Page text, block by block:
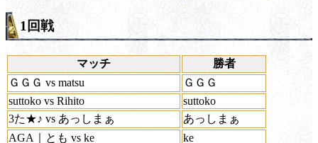
1回戦
マッチ
勝者
ＧＧＧ vs matsu
ＧＧＧ
suttoko vs Rihito
suttoko
3た★♪ vs あっしまぁ
あっしまぁ
AGA｜とも vs ke
ke